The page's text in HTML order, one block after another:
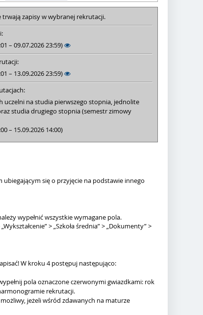
trwają zapisy w wybranej rekrutacji.
– 09.07.2026 23:59)
– 13.09.2026 23:59)
uczelni na studia pierwszego stopnia, jednolite
studia drugiego stopnia (semestr zimowy
– 15.09.2026 14:00)
ubiegającym się o przyjęcie na podstawie innego
wypełnić wszystkie wymagane pola.
> „Szkoła średnia” > „Dokumenty” >
W kroku 4 postępuj następująco:
pola oznaczone czerwonymi gwiazdkami: rok
rekrutacji.
jeżeli wśród zdawanych na maturze